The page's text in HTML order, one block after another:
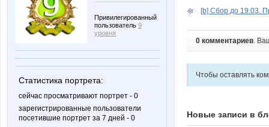
Привилегированный
пользователь 9
уровня
Статистика портрета:
сейчас просматривают портрет - 0
зарегистрированные пользователи
посетившие портрет за 7 дней - 0
[b] Сбор до 19.03.
0 комментариев.
Чтобы оставлять
Новые записи в